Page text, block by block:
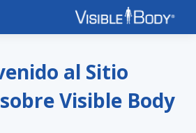
al Sitio
Visible Body